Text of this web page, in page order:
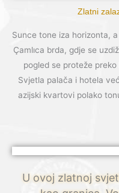
Zlatni
Sunce tone iza horizonta,
Çamlıca brda, gdje se
pogled se proteže
Svjetla palača i hotela
azijski kvartovi polako
U ovoj zlatnoj